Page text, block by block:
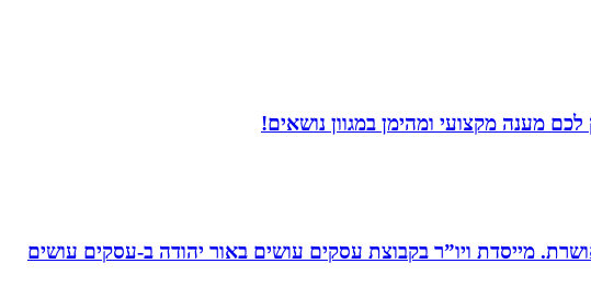
מענה מקצועי ומהימן במגוון נושאים!
‏מייסדת ויו”ר בקבוצת עסקים עושים באור יהודה‏ ב-‏עסקים עושים